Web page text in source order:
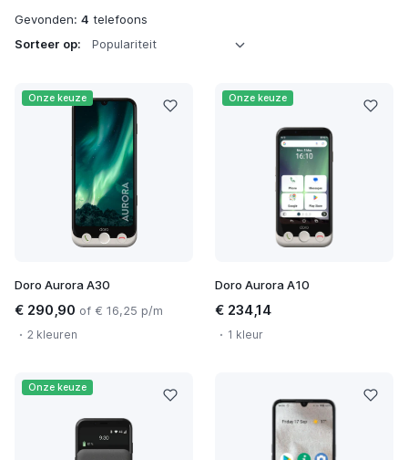
Gevonden: 4 telefoons
Sorteer op:
Onze keuze
Doro Aurora A30
€ 290,90 of € 16,25 p/m
2 kleuren
Onze keuze
Doro Aurora A10
€ 234,14
1 kleur
Onze keuze